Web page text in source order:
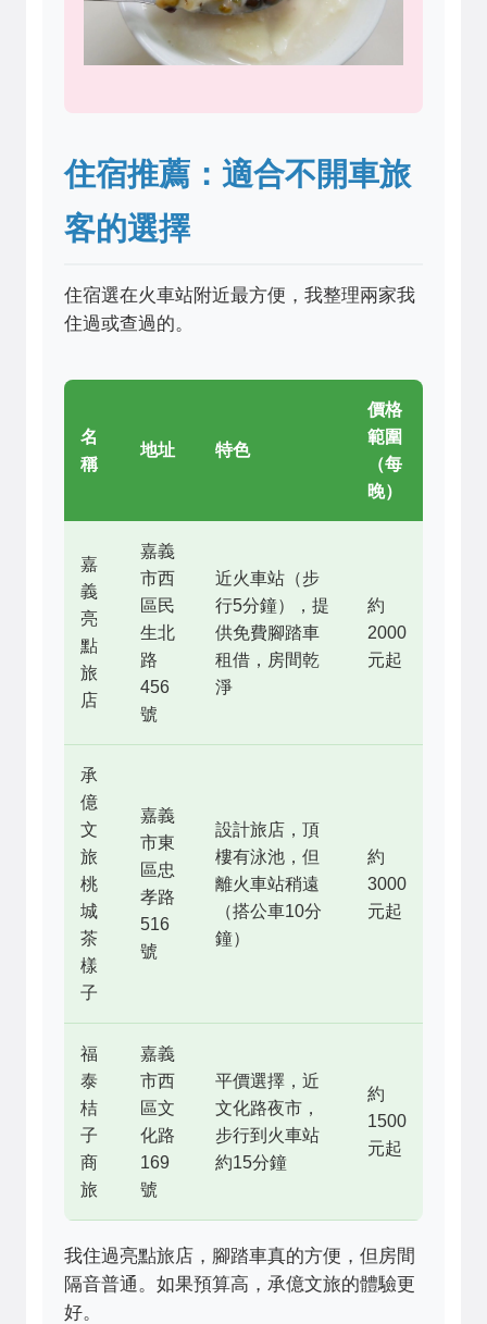
住宿推薦：適合不開車旅
客的選擇
住宿選在火車站附近最方便，我整理兩家我
住過或查過的。
名
稱
地址 特色
價格
範圍
（每
晚）
嘉
義
亮
點
旅
店
嘉義
市西
區民
生北
路
456
號
近火車站（步
行5分鐘），提
供免費腳踏車
租借，房間乾
淨
約
2000
元起
承
億
文
旅
桃
城
茶
樣
子
嘉義
市東
區忠
孝路
516
號
設計旅店，頂
樓有泳池，但
離火車站稍遠
（搭公車10分
鐘）
約
3000
元起
福
泰
桔
子
商
旅
嘉義
市西
區文
化路
169
號
平價選擇，近
文化路夜市，
步行到火車站
約15分鐘
約
1500
元起
我住過亮點旅店，腳踏車真的方便，但房間
隔音普通。如果預算高，承億文旅的體驗更
好。